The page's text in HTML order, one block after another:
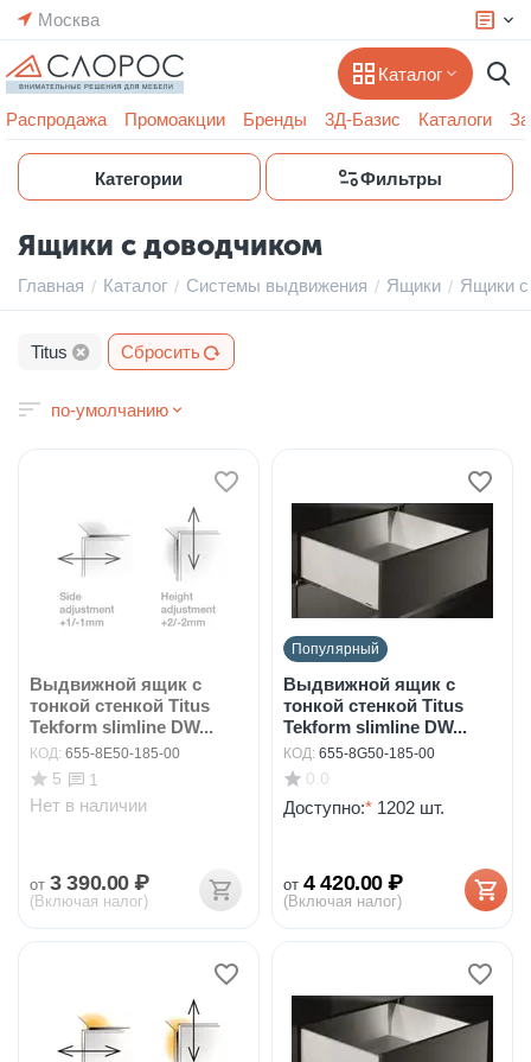
Москва
Каталог
Распродажа Промоакции Бренды 3Д-Базис Каталоги
Категории Фильтры
Ящики с доводчиком
Главная / Каталог / Системы выдвижения / Ящики / Ящики с
Titus Сбросить
по-умолчанию
Выдвижной ящик с
тонкой стенкой Titus
Tekform slimline DW...
КОД: 655-8E50-185-00
5 1
Нет в наличии
от 3 390.00 ₽
(Включая налог)
Популярный
Выдвижной ящик с
тонкой стенкой Titus
Tekform slimline DW...
КОД: 655-8G50-185-00
0.0
Доступно:* 1202 шт.
от 4 420.00 ₽
(Включая налог)